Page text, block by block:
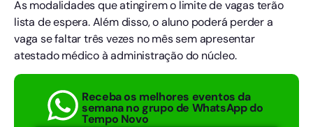
As modalidades que atingirem o limite de vagas terão
lista de espera. Além disso, o aluno poderá perder a
vaga se faltar três vezes no mês sem apresentar
atestado médico à administração do núcleo.
Receba os melhores eventos da
semana no grupo de WhatsApp do
Tempo Novo